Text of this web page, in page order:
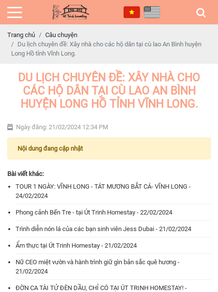
Trang chủ
Câu chuyện
Du lịch chuyên đề: Xây nhà cho các hộ dân tại cù lao An Bình huyện
Long Hồ tỉnh Vĩnh Long.
DU LỊCH CHUYÊN ĐỀ: XÂY NHÀ CHO
CÁC HỘ DÂN TẠI CÙ LAO AN BÌNH
HUYỆN LONG HỒ TỈNH VĨNH LONG.
Ngày đăng: 21/02/2024 12:34 PM
Nội dung đang cập nhật
Bài viết khác:
TOUR 1 NGÀY: VĨNH LONG - TÁT MƯƠNG BẮT CÁ- VĨNH LONG -
24/02/2024
Phong cảnh Bến Tre - tại Út Trinh Homestay - 22/02/2024
Trình diễn nón lá của các bạn sinh viên Jess Dubai - 21/02/2024
Ẩm thực tại Út Trinh Homestay - 21/02/2024
Nữ CEO miệt vườn và hành trình giữ gìn bản sắc quê hương -
21/02/2024
ĐỜN CA TÀI TỬ ĐÈN DẦU, CHỈ CÓ TẠI ÚT TRINH HOMESTAY! -